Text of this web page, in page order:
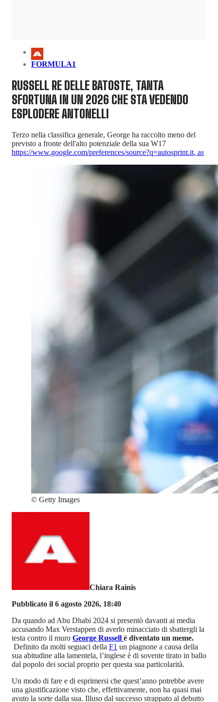
FORMULA1
RUSSELL RE DELLE BATOSTE, TANTA
SFORTUNA IN UN 2026 CHE STA VEDENDO
ESPLODERE ANTONELLI
Terzo nella classifica generale, George ha raccolto meno del
previsto a fronte dell'alto potenziale della sua W17
https://www.google.com/preferences/source?q=autosprint.it, as
© Getty Images
Chiara Rainis
Pubblicato il 6 agosto 2026, 18:40
Da quando ad Abu Dhabi 2024 si presentò davanti ai media
accusando Max Verstappen di averlo minacciato di sbattergli la
testa contro il muro George Russell è diventato un meme.
Definito da molti seguaci della F1 un piagnone a causa della
sua abitudine alla lamentela, l’inglese è di sovente tirato in ballo
dal popolo dei social proprio per questa sua particolarità.
Un modo di fare e di esprimersi che quest’anno potrebbe avere
una giustificazione visto che, effettivamente, non ha quasi mai
avuto la sorte dalla sua. Illuso dal successo strappato al debutto